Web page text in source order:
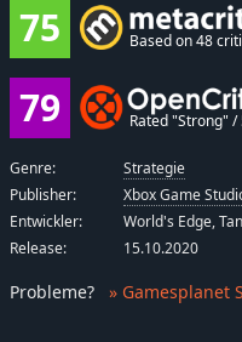
75
Based on 48
79 Rated "Strong" /
Genre:
Strategie
Publisher:
Xbox Game
Entwickler:
World's Edge,
Release:
15.10.2020
Probleme? » Gamesplanet